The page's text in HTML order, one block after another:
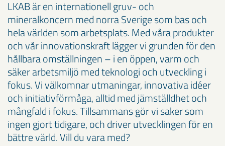
LKAB är en internationell gruv- och
mineralkoncern med norra Sverige som bas och
hela världen som arbetsplats. Med våra produkter
och vår innovationskraft lägger vi grunden för den
hållbara omställningen – i en öppen, varm och
säker arbetsmiljö med teknologi och utveckling i
fokus. Vi välkomnar utmaningar, innovativa idéer
och initiativförmåga, alltid med jämställdhet och
mångfald i fokus. Tillsammans gör vi saker som
ingen gjort tidigare, och driver utvecklingen för en
bättre värld. Vill du vara med?